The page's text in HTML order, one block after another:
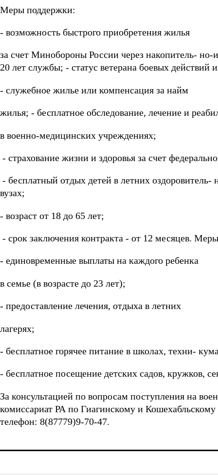
Меры поддержки:
- возможность быстрого приобретения жилья
за счет Минобороны России через накопитель-
20 лет службы; - статус ветерана боевых
- служебное жилье или компенсация за найм
жилья; - бесплатное обследование, лечение и
в военно-медицинских учреждениях;
- страхование жизни и здоровья за счет
- бесплатный отдых детей в летних
вузах;
- возраст от 18 до 65 лет;
- срок заключения контракта - от 12 месяцев.
- единовременные выплаты на каждого ребенка
в семье (в возрасте до 23 лет);
- предоставление лечения, отдыха в летних
лагерях;
- бесплатное горячее питание в школах, техни-
- бесплатное посещение детских садов, кружков,
За консультацией по вопросам поступления на
комиссариат РА по Гиагинскому и
телефон: 8(87779)9-70-47.